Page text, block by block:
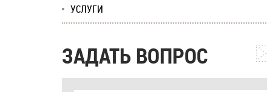
УСЛУГИ
ЗАДАТЬ ВОПРОС